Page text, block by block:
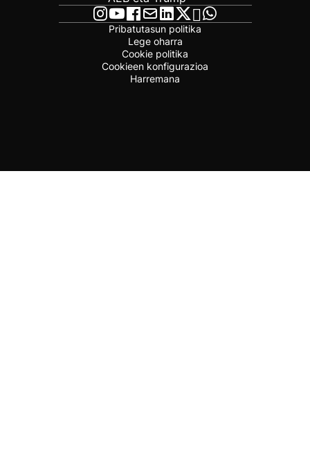
Pribatutasun politika
Lege oharra
Cookie politika
Cookieen konfigurazioa
Harremana